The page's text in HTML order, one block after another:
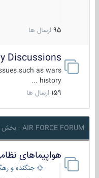
95 ارسال ها
Discussions
such as wars
history ...
159 ارسال ها
AIR FORCE FORUM - بخش نیروی هوایی
هواپیماهای نظامی
جنگنده و رهگیر